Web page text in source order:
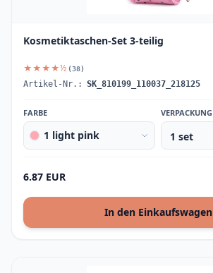
Kosmetiktaschen-Set 3-teilig
★★★★½ (38)
Artikel-Nr.: SK_810199_110037_218125
FARBE
1 light pink
VERPACKUNG
6.87 EUR
In den Einkaufswagen